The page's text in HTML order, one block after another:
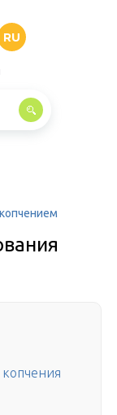
RU